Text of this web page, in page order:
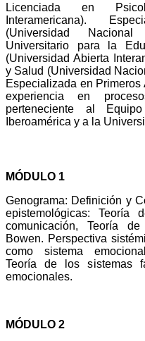
Licenciada en
Interamericana).
(Universidad
Universitario para la
(Universidad Abierta
y Salud (Universidad
Especializada en
experiencia en
perteneciente al
Iberoamérica y a la
MÓDULO 1
Genograma: Definición y
epistemológicas:
comunicación, Teoría
Bowen. Perspectiva
como sistema
Teoría de los sistemas
emocionales.
MÓDULO 2